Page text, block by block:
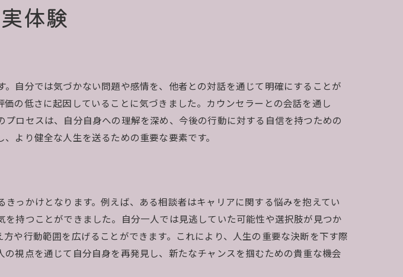
めの相談事例
プローチ
な人間関係
ントとなった相談エピソード
の旅
自己価値
た経験談
のステップ
の相談事例
体験
自分では気づかない問題や感情を、他者との対話を通じて明確にすることが
の低さに起因していることに気づきました。カウンセラーとの会話を通し
ロセスは、自分自身への理解を深め、今後の行動に対する自信を持つための
より健全な人生を送るための重要な要素です。
っかけとなります。例えば、ある相談者はキャリアに関する悩みを抱えてい
持つことができました。自分一人では見逃していた可能性や選択肢が見つか
や行動範囲を広げることができます。これにより、人生の重要な決断を下す際
視点を通じて自分自身を再発見し、新たなチャンスを掴むための貴重な機会